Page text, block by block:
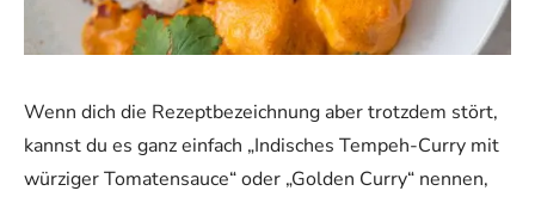
Wenn dich die Rezeptbezeichnung aber trotzdem stört,
kannst du es ganz einfach „Indisches Tempeh-Curry mit
würziger Tomatensauce“ oder „Golden Curry“ nennen,